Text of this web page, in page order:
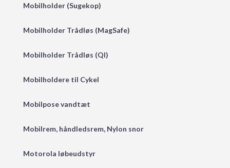
Mobilholder (Sugekop)
Mobilholder Trådløs (MagSafe)
Mobilholder Trådløs (QI)
Mobilholdere til Cykel
Mobilpose vandtæt
Mobilrem, håndledsrem, Nylon snor
Motorola løbeudstyr